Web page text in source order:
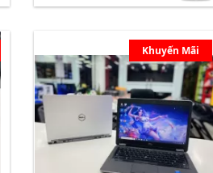
Khuyến Mãi